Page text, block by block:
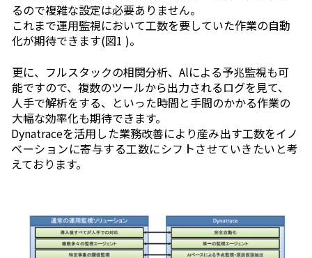
るので複雑な設定は必要ありません。
これまで運用監視において工数を要していた作業の自動
化が期待できます(図1 )。
更に、フルスタックの相関分析、 Alによる予兆監視も可
能ですので、複数のツールから出力されるログを見て、
人手で解析をする、といった時間と手間のかかる作業の
大幅な効率化も期待できます。
Dynatraceを活用した業務改善により産み出す工数をイノ
ベーションに寄与する工数にシフトさせていきたいと考
えております。